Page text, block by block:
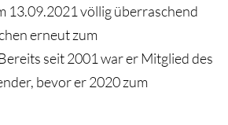
13.09.2021 völlig überraschend
erneut zum
seit 2001 war er Mitglied des
bevor er 2020 zum